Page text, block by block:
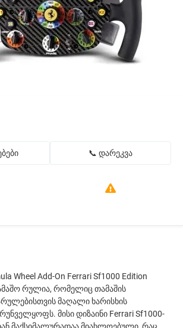
📞 დარეკვა
Wheel Add-On Ferrari Sf1000 Edition
რულია, რომელიც თამაშის
მაღალი ხარისხის
მისი დიზაინი Ferrari Sf1000-